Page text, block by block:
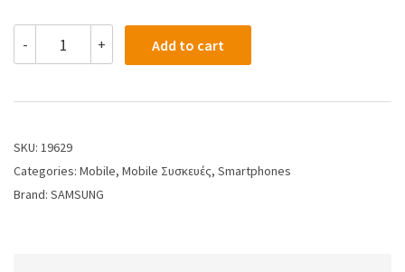
- + Add to cart
SKU: 19629
Categories: Mobile, Mobile Συσκευές, Smartphones
Brand: SAMSUNG